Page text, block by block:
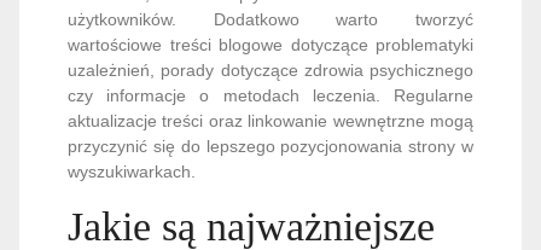
użytkowników. Dodatkowo warto tworzyć
wartościowe treści blogowe dotyczące problematyki
uzależnień, porady dotyczące zdrowia psychicznego
czy informacje o metodach leczenia. Regularne
aktualizacje treści oraz linkowanie wewnętrzne mogą
przyczynić się do lepszego pozycjonowania strony w
wyszukiwarkach.
Jakie są najważniejsze